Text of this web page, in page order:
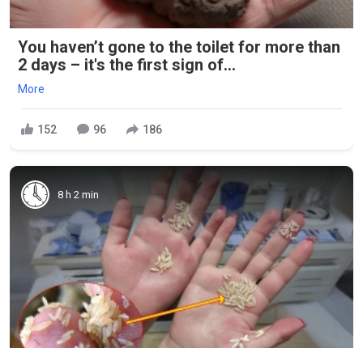
You haven’t gone to the toilet for more than
2 days – it's the first sign of...
More
152 96 186
8 h 2 min